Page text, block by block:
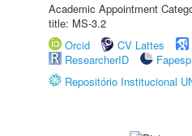
Academic Appointment
title: MS-3.2
Orcid
CV Lattes
ResearcherID
Fapesp
Repositório Institucional